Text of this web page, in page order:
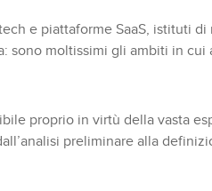
e piattaforme SaaS, istituti
sono moltissimi gli ambiti in
proprio in virtù della vasta
preliminare alla